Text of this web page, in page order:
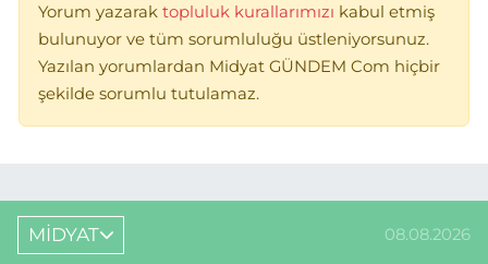
Yorum yazarak topluluk kurallarımızı kabul etmiş
bulunuyor ve tüm sorumluluğu üstleniyorsunuz.
Yazılan yorumlardan Midyat GÜNDEM Com hiçbir
şekilde sorumlu tutulamaz.
MİDYAT 08.08.2026